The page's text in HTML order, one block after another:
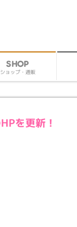
SHOP
ショップ・通販
を更新！